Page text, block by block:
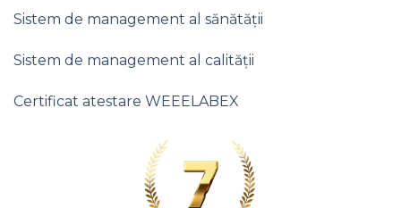
Sistem de management al sănătății
Sistem de management al calității
Certificat atestare WEEELABEX